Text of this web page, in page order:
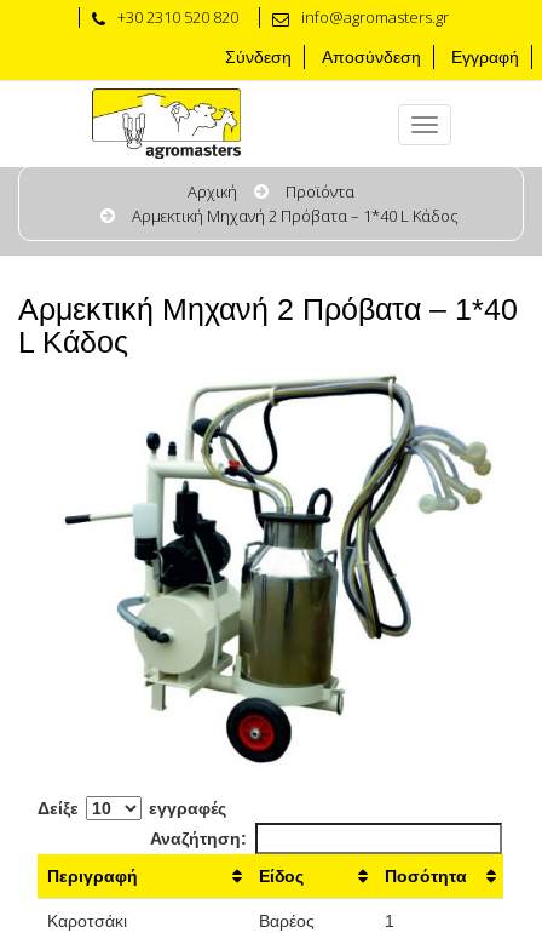
+30 2310 520 820 info@agromasters.gr
Σύνδεση Αποσύνδεση Εγγραφή
Αρχική
Προϊόντα
Αρμεκτική Μηχανή 2 Πρόβατα – 1*40 L Κάδος
Αρμεκτική Μηχανή 2 Πρόβατα – 1*40
L Κάδος
Δείξε
εγγραφές
Αναζήτηση:
Περιγραφή
Είδος Ποσότητα
Καροτσάκι
Βαρέος
1